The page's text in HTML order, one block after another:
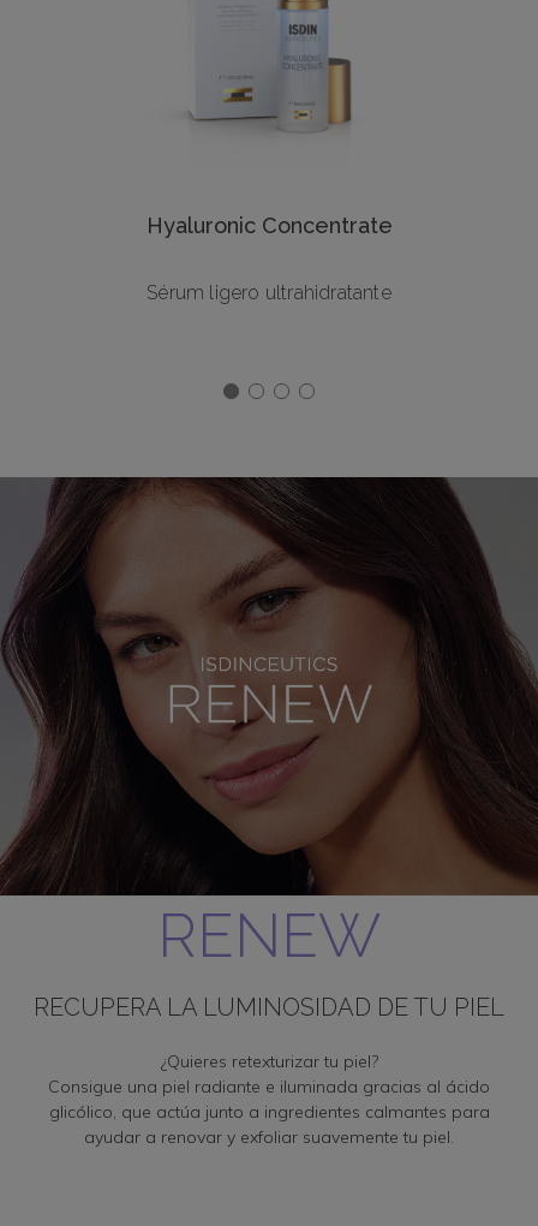
Hyaluronic Concentrate
Sérum ligero ultrahidratante
RENEW
RECUPERA LA LUMINOSIDAD DE TU PIEL
¿Quieres retexturizar tu piel?
Consigue una piel radiante e iluminada gracias al ácido
glicólico, que actúa junto a ingredientes calmantes para
ayudar a renovar y exfoliar suavemente tu piel.